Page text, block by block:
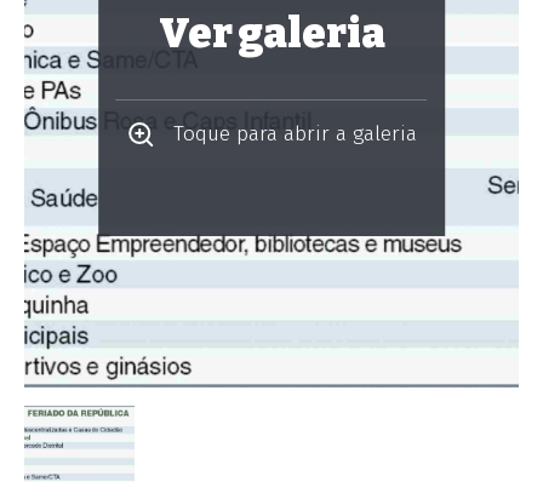
Ver galeria
Toque para abrir a galeria